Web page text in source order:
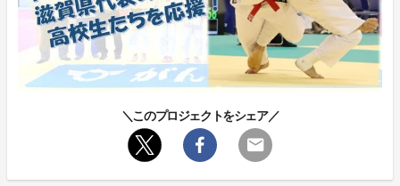
＼このプロジェクトをシェア／